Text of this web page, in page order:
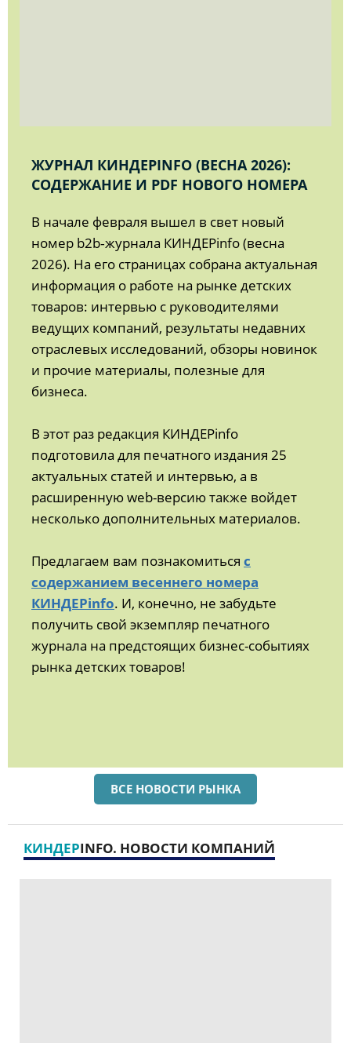
ЖУРНАЛ КИНДЕРINFO (ВЕСНА 2026):
СОДЕРЖАНИЕ И PDF НОВОГО НОМЕРА
В начале февраля вышел в свет новый
номер b2b‑журнала КИНДЕРinfo (весна
2026). На его страницах собрана актуальная
информация о работе на рынке детских
товаров: интервью с руководителями
ведущих компаний, результаты недавних
отраслевых исследований, обзоры новинок
и прочие материалы, полезные для
бизнеса.
В этот раз редакция КИНДЕРinfo
подготовила для печатного издания 25
актуальных статей и интервью, а в
расширенную web-версию также войдет
несколько дополнительных материалов.
Предлагаем вам познакомиться с
содержанием весеннего номера
КИНДЕРinfo. И, конечно, не забудьте
получить свой экземпляр печатного
журнала на предстоящих бизнес-событиях
рынка детских товаров!
ВСЕ НОВОСТИ РЫНКА
КИНДЕРINFO. НОВОСТИ КОМПАНИЙ